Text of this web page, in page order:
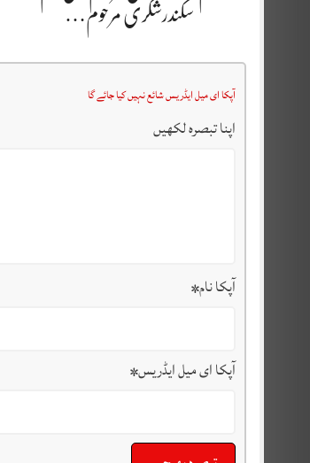
سکندرشگری مرحوم…
آپکا ای میل ایڈریس شائع نہیں کیا جائے گا
اپنا تبصرہ لکھیں
آپکا نام*
آپکا ای میل ایڈریس*